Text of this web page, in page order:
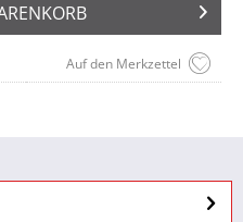
Auf den Merkzettel